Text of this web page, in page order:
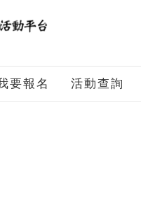
要報名 活動查詢